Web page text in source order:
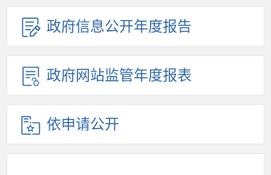
政府信息公开年度报告
政府网站监管年度报表
依申请公开